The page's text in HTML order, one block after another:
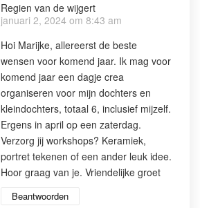
Regien van de wijgert
januari 2, 2024 om 8:43 am
Hoi Marijke, allereerst de beste
wensen voor komend jaar. Ik mag voor
komend jaar een dagje crea
organiseren voor mijn dochters en
kleindochters, totaal 6, inclusief mijzelf.
Ergens in april op een zaterdag.
Verzorg jij workshops? Keramiek,
portret tekenen of een ander leuk idee.
Hoor graag van je. Vriendelijke groet
Beantwoorden